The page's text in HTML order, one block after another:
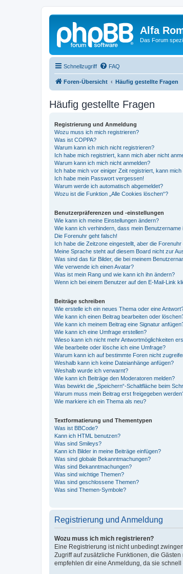
Alfa
Das Forum
Schnellzugriff FAQ
Foren-Übersicht Häufig gestellte Fragen
Häufig gestellte Fragen
Registrierung und Anmeldung
Wozu muss ich mich registrieren?
Was ist COPPA?
Warum kann ich mich nicht registrieren?
Ich habe mich registriert, kann mich aber nicht
Warum kann ich mich nicht anmelden?
Ich habe mich vor einiger Zeit registriert, kann
Ich habe mein Passwort vergessen!
Warum werde ich automatisch abgemeldet?
Wozu ist die Funktion „Alle Cookies löschen“?
Benutzerpräferenzen und -einstellungen
Wie kann ich meine Einstellungen ändern?
Wie kann ich verhindern, dass mein
Die Forenuhr geht falsch!
Ich habe die Zeitzone eingestellt, aber die
Meine Sprache steht auf diesem Board nicht zur
Was sind das für Bilder, die bei meinem
Wie verwende ich einen Avatar?
Was ist mein Rang und wie kann ich ihn ändern?
Wenn ich bei einem Benutzer auf den E-Mail-Link
Beiträge schreiben
Wie erstelle ich ein neues Thema oder eine
Wie kann ich einen Beitrag bearbeiten oder
Wie kann ich meinem Beitrag eine Signatur
Wie kann ich eine Umfrage erstellen?
Wieso kann ich nicht mehr Antwortmöglichkeiten
Wie bearbeite oder lösche ich eine Umfrage?
Warum kann ich auf bestimmte Foren nicht
Weshalb kann ich keine Dateianhänge anfügen?
Weshalb wurde ich verwarnt?
Wie kann ich Beiträge den Moderatoren melden?
Was bewirkt die „Speichern“-Schaltfläche beim
Warum muss mein Beitrag erst freigegeben
Wie markiere ich ein Thema als neu?
Textformatierung und Thementypen
Was ist BBCode?
Kann ich HTML benutzen?
Was sind Smileys?
Kann ich Bilder in meine Beiträge einfügen?
Was sind globale Bekanntmachungen?
Was sind Bekanntmachungen?
Was sind wichtige Themen?
Was sind geschlossene Themen?
Was sind Themen-Symbole?
Registrierung und Anmeldung
Wozu muss ich mich registrieren?
Eine Registrierung ist nicht unbedingt
Zugriff auf zusätzliche Funktionen, die
empfehlen dir eine Anmeldung, da sie